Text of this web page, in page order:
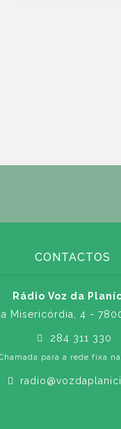
CONTACTOS
Rádio Voz da
Misericórdia, 4 -
284 311 330
para a rede fixa